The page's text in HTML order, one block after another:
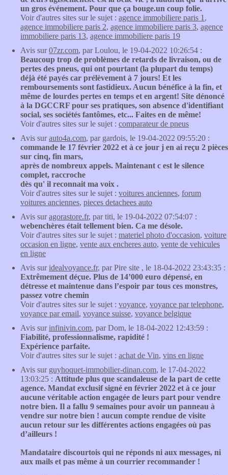
un gros événement. Pour que ça bouge.un coup folie.
Voir d'autres sites sur le sujet : agence immobiliere paris 1 ,
agence immobiliere paris 2, agence immobiliere paris 3, agence
immobiliere paris 13, agence immobiliere paris 19
Avis sur07zr.com, par Loulou, le 19-04-2022 10:26:54 :
Beaucoup trop de problèmes de retards de livraison, ou de
pertes des pneus, qui ont pourtant (la plupart du temps)
déjà été payés car prélèvement à 7 jours! Et les
remboursements sont fastidieux. Aucun bénéfice à la fin, et
même de lourdes pertes en temps et en argent! Site dénoncé
à la DGCCRF pour ses pratiques, son absence d'identifiant
social, ses sociétés fantômes, etc... Faites en de même!
Voir d'autres sites sur le sujet : comparateur de pneus
Avis surauto4a.com, par gardois, le 19-04-2022 09:55:20 :
commande le 17 février 2022 et à ce jour j en ai reçu 2 pièces
sur cinq, fin mars,
après de nombreux appels. Maintenant c est le silence
complet, raccroche
dès qu' il reconnait ma voix .
Voir d'autres sites sur le sujet : voitures anciennes, forum
voitures anciennes, pieces detachees auto
Avis suragorastore.fr, par titi, le 19-04-2022 07:54:07 :
webenchères était tellement bien. Ca me désole.
Voir d'autres sites sur le sujet : materiel photo d'occasion, voiture
occasion en ligne, vente aux encheres auto, vente de vehicules
en ligne
Avis suridealvoyance.fr, par Pire site , le 18-04-2022 23:43:35 :
Extrêmement déçue. Plus de 14’000 euro dépensé, en
détresse et maintenue dans l’espoir par tous ces monstres,
passez votre chemin
Voir d'autres sites sur le sujet : voyance, voyance par telephone,
voyance par email, voyance suisse, voyance belgique
Avis surinfinivin.com, par Dom, le 18-04-2022 12:43:59 :
Fiabilité, professionnalisme, rapidité !
Expérience parfaite.
Voir d'autres sites sur le sujet : achat de Vin, vins en ligne
Avis sur guyhoquet-immobilier-dinan.com, le 17-04-2022
13:03:25 : Attitude plus que scandaleuse de la part de cette
agence. Mandat exclusif signé en février 2022 et à ce jour
aucune véritable action engagée de leurs part pour vendre
notre bien. Il a fallu 9 semaines pour avoir un panneau à
vendre sur notre bien ! aucun compte rendue de visite
aucun retour sur les différentes actions engagées où pas
d’ailleurs !
Mandataire discourtois qui ne réponds ni aux messages, ni
aux mails et pas même à un courrier recommander !